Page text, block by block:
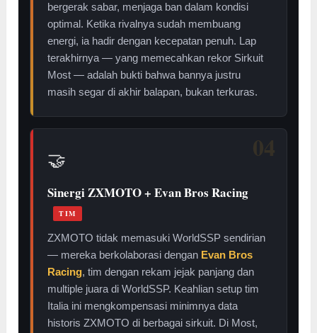
bergerak sabar, menjaga ban dalam kondisi
optimal. Ketika rivalnya sudah membuang
energi, ia hadir dengan kecepatan penuh. Lap
terakhirnya — yang memecahkan rekor Sirkuit
Most — adalah bukti bahwa bannya justru
masih segar di akhir balapan, bukan terkuras.
04
🤝
Sinergi ZXMOTO + Evan Bros Racing
TIM
ZXMOTO tidak memasuki WorldSSP sendirian
— mereka berkolaborasi dengan Evan Bros
Racing, tim dengan rekam jejak panjang dan
multiple juara di WorldSSP. Keahlian setup tim
Italia ini mengkompensasi minimnya data
historis ZXMOTO di berbagai sirkuit. Di Most,